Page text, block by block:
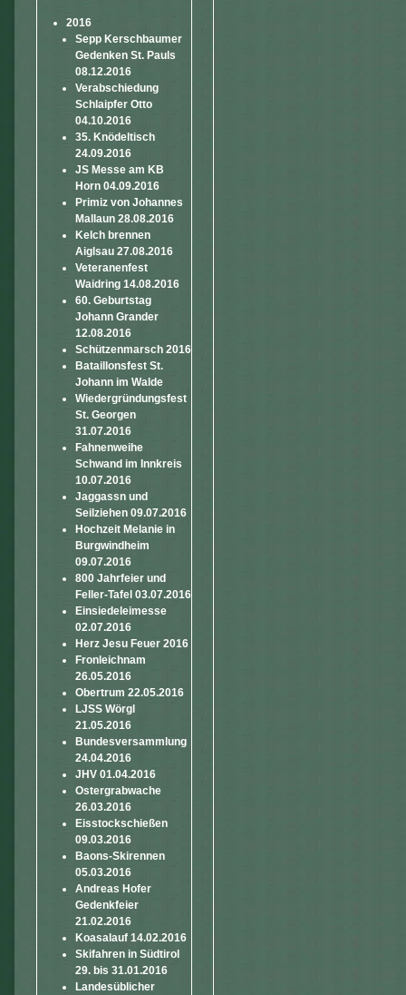
2016
Sepp Kerschbaumer
Gedenken St. Pauls
08.12.2016
Verabschiedung
Schlaipfer Otto
04.10.2016
35. Knödeltisch
24.09.2016
JS Messe am KB
Horn 04.09.2016
Primiz von Johannes
Mallaun 28.08.2016
Kelch brennen
Aiglsau 27.08.2016
Veteranenfest
Waidring 14.08.2016
60. Geburtstag
Johann Grander
12.08.2016
Schützenmarsch 2016
Bataillonsfest St.
Johann im Walde
Wiedergründungsfest
St. Georgen
31.07.2016
Fahnenweihe
Schwand im Innkreis
10.07.2016
Jaggassn und
Seilziehen 09.07.2016
Hochzeit Melanie in
Burgwindheim
09.07.2016
800 Jahrfeier und
Feller-Tafel 03.07.2016
Einsiedeleimesse
02.07.2016
Herz Jesu Feuer 2016
Fronleichnam
26.05.2016
Obertrum 22.05.2016
LJSS Wörgl
21.05.2016
Bundesversammlung
24.04.2016
JHV 01.04.2016
Ostergrabwache
26.03.2016
Eisstockschießen
09.03.2016
Baons-Skirennen
05.03.2016
Andreas Hofer
Gedenkfeier
21.02.2016
Koasalauf 14.02.2016
Skifahren in Südtirol
29. bis 31.01.2016
Landesüblicher